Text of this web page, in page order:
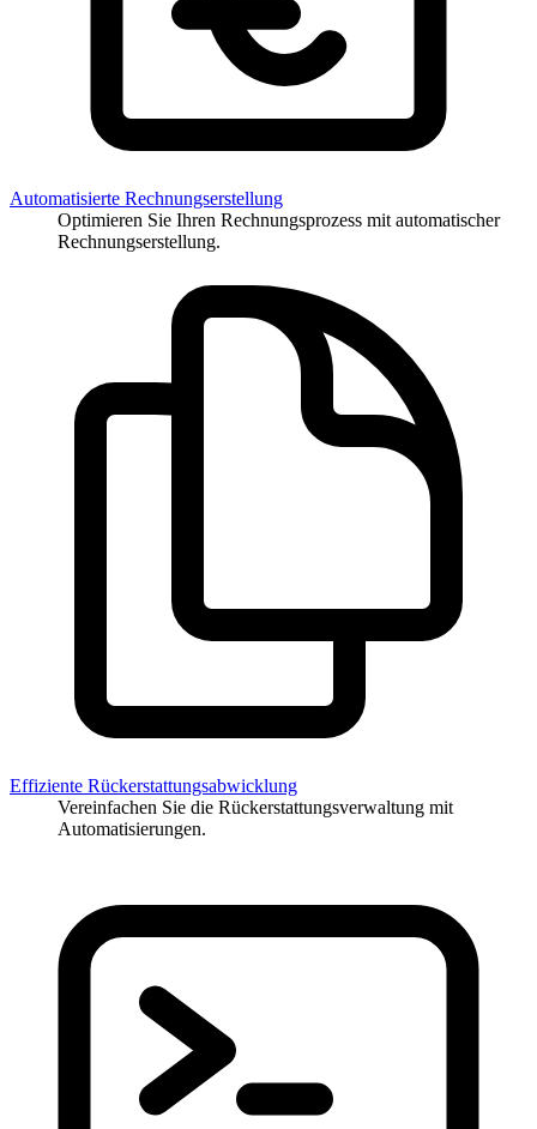
Automatisierte Rechnungserstellung
Optimieren Sie Ihren Rechnungsprozess mit automatischer
Rechnungserstellung.
Effiziente Rückerstattungsabwicklung
Vereinfachen Sie die Rückerstattungsverwaltung mit
Automatisierungen.